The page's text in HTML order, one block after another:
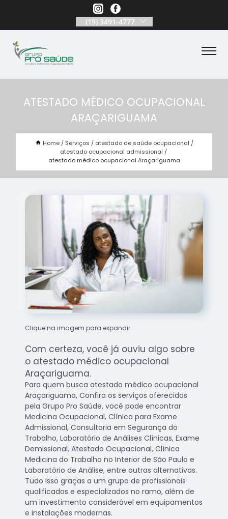
(19) 3491-4777
ATESTADO MÉDICO OCUPACIONAL
ARAÇARIGUAMA
Home Serviços
atestado de saúde ocupacional
atestado ocupacional admissional
atestado médico ocupacional Araçariguama
Clique na imagem para expandir
Com certeza, você já ouviu algo sobre
o atestado médico ocupacional
Araçariguama.
Para quem busca atestado médico ocupacional
Araçariguama, Confira os serviços oferecidos
pela Grupo Pro Saúde, você pode encontrar
Medicina Ocupacional, Clínica para Exame
Admissional, Consultoria em Segurança do
Trabalho, Laboratório de Análises Clínicas, Exame
Demissional, Atestado Ocupacional, Clínica
Medicina do Trabalho no Interior de São Paulo e
Laboratório de Análise, entre outras alternativas.
Tudo isso graças a um grupo de profissionais
qualificados e especializados no ramo, além de
um investimento considerável em equipamentos
e instalações modernas.